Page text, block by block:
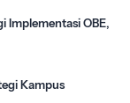
Implementasi OBE,
Kampus